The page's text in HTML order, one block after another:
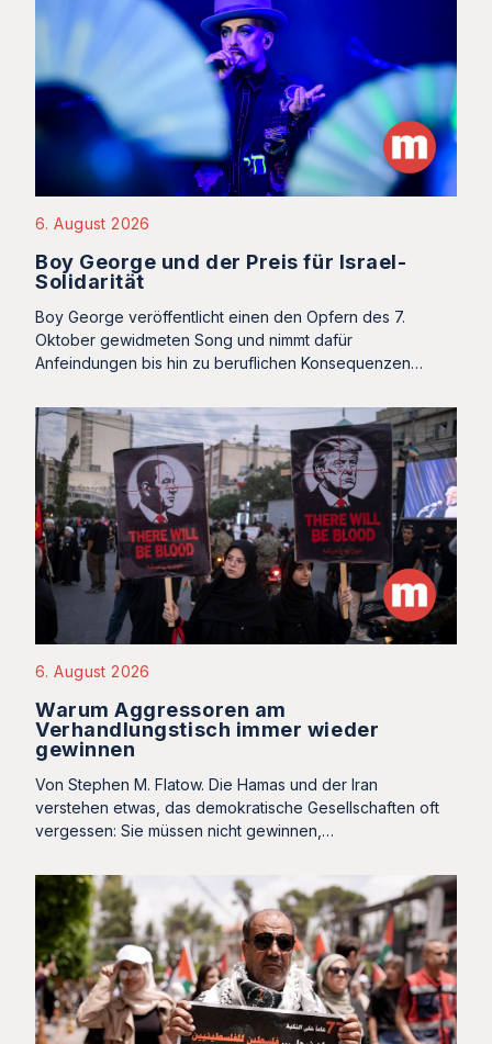
6. August 2026
Boy George und der Preis für Israel-
Solidarität
Boy George veröffentlicht einen den Opfern des 7.
Oktober gewidmeten Song und nimmt dafür
Anfeindungen bis hin zu beruflichen Konsequenzen…
6. August 2026
Warum Aggressoren am
Verhandlungstisch immer wieder
gewinnen
Von Stephen M. Flatow. Die Hamas und der Iran
verstehen etwas, das demokratische Gesellschaften oft
vergessen: Sie müssen nicht gewinnen,…